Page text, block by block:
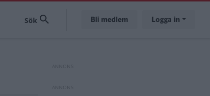
Bli medlem Logga in